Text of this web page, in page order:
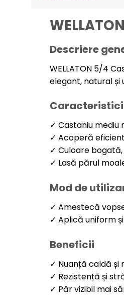
Descriere
WELLATON 5/4
elegant, natural și
✓ Castaniu mediu
✓ Acoperă
✓ Culoare
✓ Lasă părul
Mod de
✓ Amestecă
✓ Aplică uniform
Beneficii
✓ Nuanță caldă și
✓ Rezistență și
✓ Păr vizibil mai